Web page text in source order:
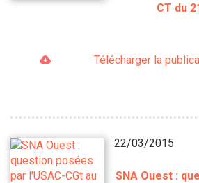
CT du
Télécharger la
22/03/2015
SNA Ouest :